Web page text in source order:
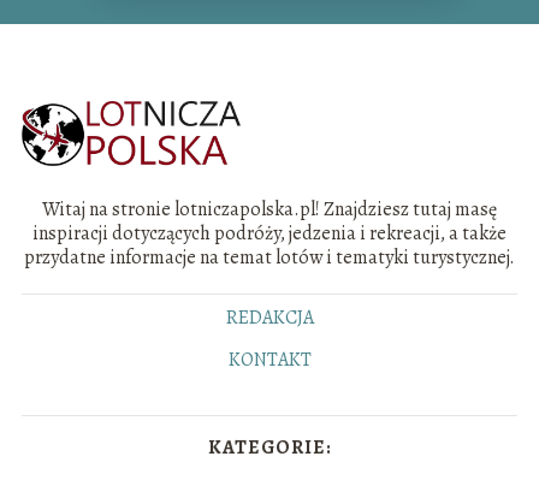
Witaj na stronie lotniczapolska.pl! Znajdziesz tutaj masę
inspiracji dotyczących podróży, jedzenia i rekreacji, a także
przydatne informacje na temat lotów i tematyki turystycznej.
REDAKCJA
KONTAKT
KATEGORIE: